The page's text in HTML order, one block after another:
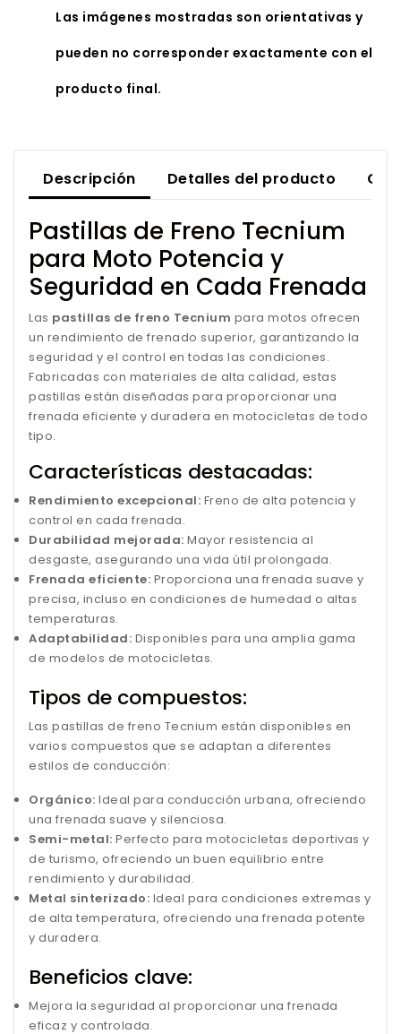
Las imágenes mostradas son orientativas y
pueden no corresponder exactamente con el
producto final.
Descripción Detalles del producto
Pastillas de Freno Tecnium
para Moto Potencia y
Seguridad en Cada Frenada
Las pastillas de freno Tecnium para motos ofrecen
un rendimiento de frenado superior, garantizando la
seguridad y el control en todas las condiciones.
Fabricadas con materiales de alta calidad, estas
pastillas están diseñadas para proporcionar una
frenada eficiente y duradera en motocicletas de todo
tipo.
Características destacadas:
Rendimiento excepcional: Freno de alta potencia y
control en cada frenada.
Durabilidad mejorada: Mayor resistencia al
desgaste, asegurando una vida útil prolongada.
Frenada eficiente: Proporciona una frenada suave y
precisa, incluso en condiciones de humedad o altas
temperaturas.
Adaptabilidad: Disponibles para una amplia gama
de modelos de motocicletas.
Tipos de compuestos:
Las pastillas de freno Tecnium están disponibles en
varios compuestos que se adaptan a diferentes
estilos de conducción:
Orgánico: Ideal para conducción urbana, ofreciendo
una frenada suave y silenciosa.
Semi-metal: Perfecto para motocicletas deportivas y
de turismo, ofreciendo un buen equilibrio entre
rendimiento y durabilidad.
Metal sinterizado: Ideal para condiciones extremas y
de alta temperatura, ofreciendo una frenada potente
y duradera.
Beneficios clave:
Mejora la seguridad al proporcionar una frenada
eficaz y controlada.